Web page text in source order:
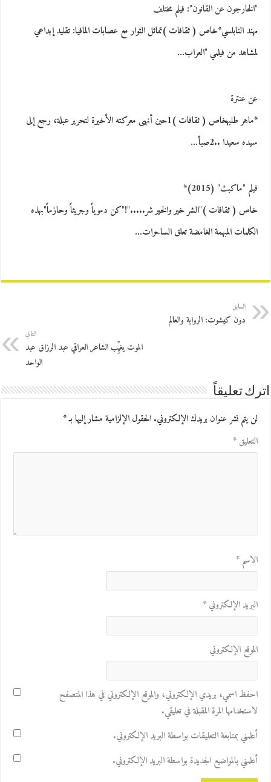
"الخارجون عن القانون": فيلم مختلف
مهند النابلسي*خاص ( ثقافات )تماثل الثوار مع عصابات المافيا: تقليد إبداعي
لمشاهد من فيلمي "العراب…
عن عنترة
*ماهر طلبهخاص ( ثقافات )1حين أنهى معركته الأخيرة لتحرير عبلة، رجع إلى
سيده سعيدا ..2صبأ…
فيلم "ماكبث" (2015)*
خاص ( ثقافات )"الشر خير والخير شر....."!"كن دموياً وجريئاً وحازماً"بهذه
الكلمات المبهمة الغامضة تعلق الساحرات…
السابق
دون كيشوت: الرواية والعالم
التالي
الموت يغيِّب الشاعر العراقي عبد الرزاق عبد
الواحد
اترك تعليقاً
لن يتم نشر عنوان بريدك الإلكتروني.الحقول الإلزامية مشار إليها بـ*
التعليق*
الاسم*
البريد الإلكتروني*
الموقع الإلكتروني
احفظ اسمي، بريدي الإلكتروني، والموقع الإلكتروني في هذا المتصفح
لاستخدامها المرة المقبلة في تعليقي.
أعلمني بمتابعة التعليقات بواسطة البريد الإلكتروني.
أعلمني بالمواضيع الجديدة بواسطة البريد الإلكتروني.